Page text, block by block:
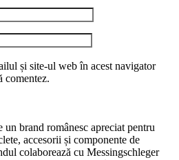
și site-ul web în acest navigator
comentez.
brand românesc apreciat pentru
accesorii și componente de
colaborează cu Messingschleger